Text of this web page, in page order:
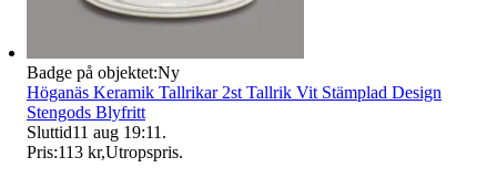
Badge på objektet:Ny
Höganäs Keramik Tallrikar 2st Tallrik Vit Stämplad Design
Stengods Blyfritt
Sluttid11 aug 19:11 .
Pris:113 kr,Utropspris.